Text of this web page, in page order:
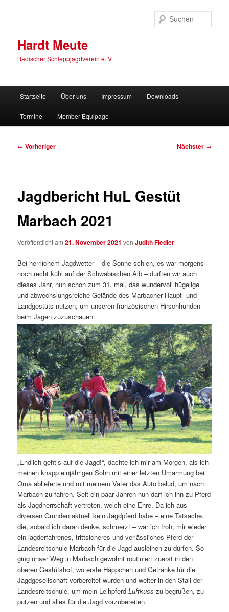
Hardt Meute
Badischer Schleppjagdverein e. V.
Startseite Über uns Impressum Downloads
Termine Member Equipage
Beitragsnavigation
← Vorheriger Nächster →
Jagdbericht HuL Gestüt
Marbach 2021
Veröffentlicht am21. November 2021 vonJudith Fiedler
Bei herrlichem Jagdwetter – die Sonne schien, es war morgens
noch recht kühl auf der Schwäbischen Alb – durften wir auch
dieses Jahr, nun schon zum 31. mal, das wundervoll hügelige
und abwechslungsreiche Gelände des Marbacher Haupt- und
Landgestüts nutzen, um unseren französischen Hirschhunden
beim Jagen zuzuschauen.
„Endlich geht’s auf die Jagd!“, dachte ich mir am Morgen, als ich
meinen knapp einjährigen Sohn mit einer letzten Umarmung bei
Oma ablieferte und mit meinem Vater das Auto belud, um nach
Marbach zu fahren. Seit ein paar Jahren nun darf ich ihn zu Pferd
als Jagdherrschaft vertreten, welch eine Ehre. Da ich aus
diversen Gründen aktuell kein Jagdpferd habe – eine Tatsache,
die, sobald ich daran denke, schmerzt – war ich froh, mir wieder
ein jagderfahrenes, trittsicheres und verlässliches Pferd der
Landesreitschule Marbach für die Jagd ausleihen zu dürfen. So
ging unser Weg in Marbach gewohnt routiniert zuerst in den
oberen Gestütshof, wo erste Häppchen und Getränke für die
Jagdgesellschaft vorbereitet wurden und weiter in den Stall der
Landesreitschule, um mein LeihpferdLuftkuss zu begrüßen, zu
putzen und alles für die Jagd vorzubereiten.